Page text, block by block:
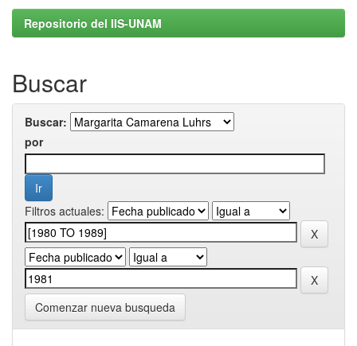
Repositorio del IIS-UNAM
Buscar
Buscar:
por
Filtros actuales:
Comenzar nueva busqueda